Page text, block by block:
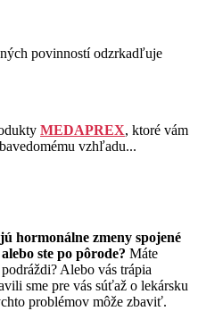
povinností odzrkadľuje
MEDAPREX, ktoré vám
vzhľadu...
hormonálne zmeny spojené
ste po pôrode? Máte
Alebo vás trápia
sme pre vás súťaž o lekársku
problémov môže zbaviť.